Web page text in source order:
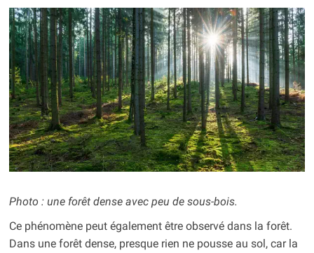
Photo : une forêt dense avec peu de sous-bois.
Ce phénomène peut également être observé dans la forêt.
Dans une forêt dense, presque rien ne pousse au sol, car la